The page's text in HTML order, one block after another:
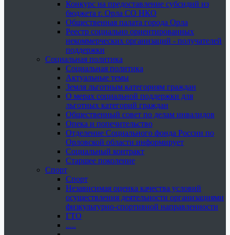
Конкурс на предоставление субсидий из
бюджета г. Орла СО НКО
Общественная палата города Орла
Реестр социально ориентированных
некоммерческих организаций - получателей
поддержки
Социальная политика
Социальная политика
Актуальные темы
Земля льготным категориям граждан
О мерах социальной поддержки для
льготных категорий граждан
Общественный совет по делам инвалидов
Опека и попечительство
Отделение Социального фонда России по
Орловской области информирует
Социальный контракт
Старшее поколение
Спорт
Спорт
Независимая оценка качества условий
осуществления деятельности организациями
физкультурно-спортивной направленности
ГТО
.....